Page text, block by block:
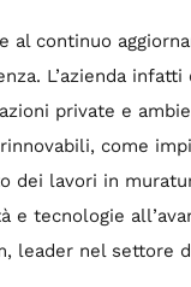
continuo
L’azienda
private e
come
dei lavori in
tecnologie
leader nel settore